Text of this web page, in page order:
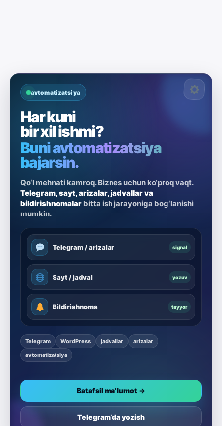
avtomatizatsiya
Har kuni
bir xil ishmi?
Buni avtomatizatsiya
bajarsin.
Qo‘l mehnati kamroq. Biznes uchun ko‘proq vaqt.
Telegram, sayt, arizalar, jadvallar va
bildirishnomalar bitta ish jarayoniga bog‘lanishi
mumkin.
Telegram / arizalar signal
Sayt / jadval yozuv
Bildirishnoma tayyor
Telegram WordPress jadvallar
arizalar
avtomatizatsiya
Batafsil ma’lumot →
Telegram’da yozish